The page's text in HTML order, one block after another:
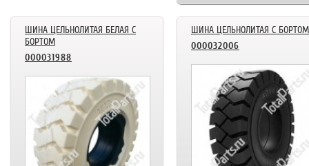
ШИНА ЦЕЛЬНОЛИТАЯ БЕЛАЯ С
БОРТОМ
000031988
ШИНА ЦЕЛЬНОЛИТАЯ С БОРТОМ
000032006